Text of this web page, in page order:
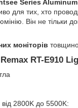
Series
для тих, хто
Він не
моніторів
RT-E910
2800K до 5500K: